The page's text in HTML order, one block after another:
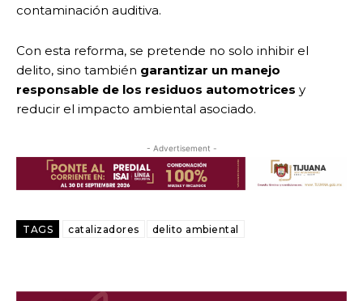
contaminación auditiva.
Con esta reforma, se pretende no solo inhibir el
delito, sino también garantizar un manejo
responsable de los residuos automotrices y
reducir el impacto ambiental asociado.
- Advertisement -
TAGS catalizadores delito ambiental